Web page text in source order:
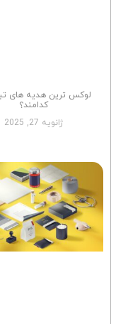
لوکس ترین هدیه های
کدامند؟
ژانویه 27, 2025